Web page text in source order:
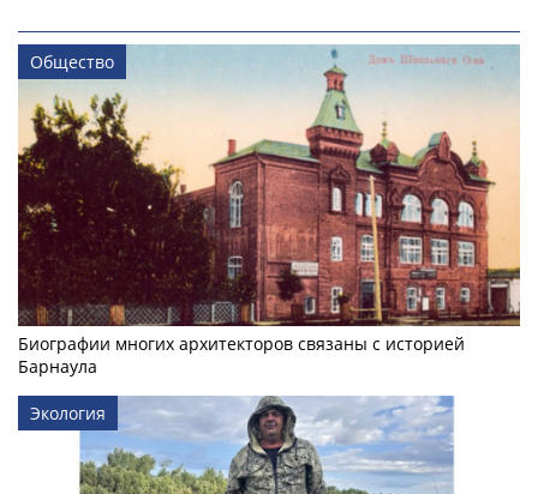
Общество
Биографии многих архитекторов связаны с историей
Барнаула
Экология